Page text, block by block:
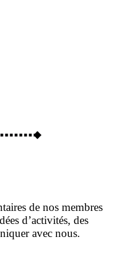
de nos membres
d’activités, des
avec nous.